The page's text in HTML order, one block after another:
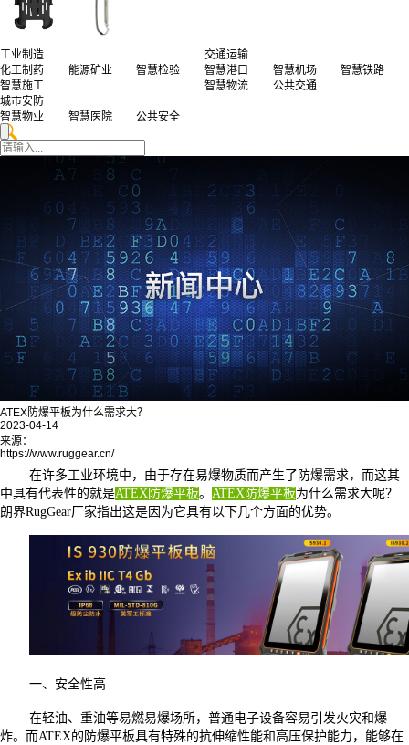
工业制造
化工制药
能源矿业
智慧检验
智慧施工
交通运输
智慧港口
智慧机场
智慧铁路
智慧物流
公共交通
城市安防
智慧物业
智慧医院 公共安全
ATEX防爆平板为什么需求大？
2023-04-14
来源：
https://www.ruggear.cn/
在许多工业环境中，由于存在易爆物质而产生了防爆需求，而这其
中具有代表性的就是ATEX防爆平板。 ATEX防爆平板为什么需求大呢？
朗界RugGear厂家指出这是因为它具有以下几个方面的优势。
一、安全性高
在轻油、重油等易燃易爆场所，普通电子设备容易引发火灾和爆
炸。而ATEX的防爆平板具有特殊的抗伸缩性能和高压保护能力，能够在